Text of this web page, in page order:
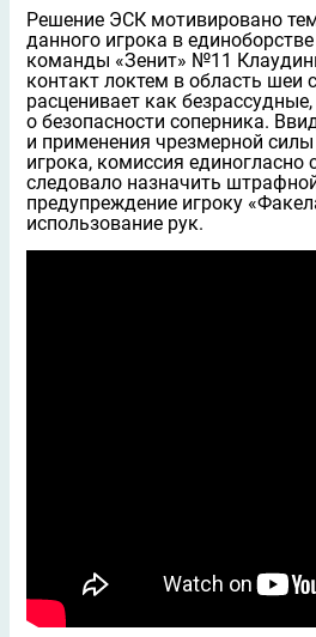
Решение ЭСК мотивировано
данного игрока в
команды «Зенит» №11
контакт локтем в область шеи
расценивает как
о безопасности соперника.
и применения чрезмерной
игрока, комиссия единогласно
следовало назначить
предупреждение игроку
использование рук.